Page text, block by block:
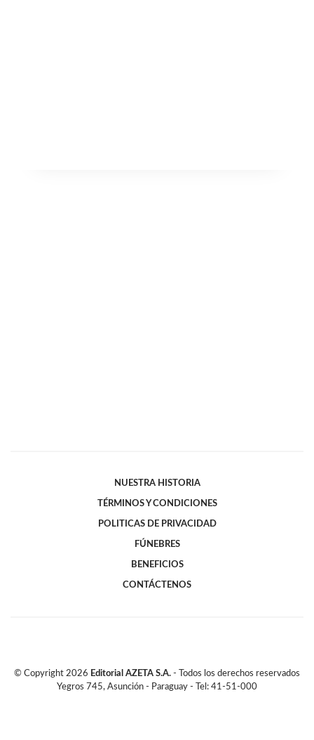
NUESTRA HISTORIA
TÉRMINOS Y CONDICIONES
POLITICAS DE PRIVACIDAD
FÚNEBRES
BENEFICIOS
CONTÁCTENOS
© Copyright 2026 Editorial AZETA S.A. - Todos los derechos reservados
Yegros 745, Asunción - Paraguay - Tel: 41-51-000